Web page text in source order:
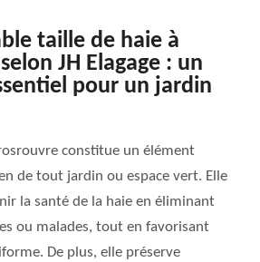
taille de haie à
JH Elagage : un
pour un jardin
constitue un élément
de tout jardin ou espace vert. Elle
la santé de la haie en éliminant
ou malades, tout en favorisant
De plus, elle préserve